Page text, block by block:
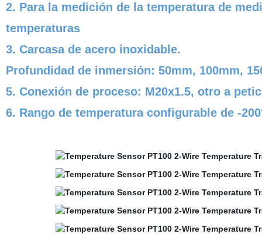
2. Para la medición de la temperatura de
temperaturas
3. Carcasa de acero inoxidable.
Profundidad de inmersión: 50mm, 100mm,
5. Conexión de proceso: M20x1.5, otro a
6. Rango de temperatura configurable de -